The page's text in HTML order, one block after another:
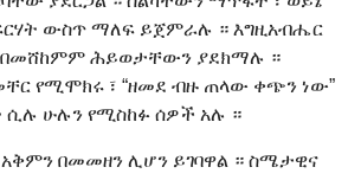
ውስጥ ማለፍ ይጀምራሉ ። እግዚአብሔር
ሕይወታቸውን ያደክማሉ ።
የሚሞክሩ ፣ “ዘመደ ብዙ ጠላው ቀጭን ነው”
ሲሉ ሁሉን የሚስከፉ ሰዎች አሉ ።
በመመዘን ሊሆን ይገባዋል ። ስሜታዊና